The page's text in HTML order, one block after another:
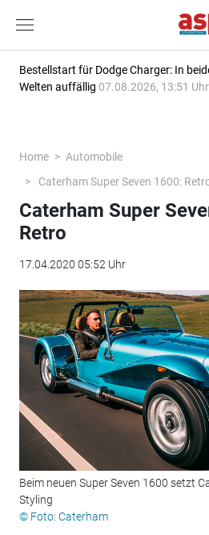
Bestellstart für Dodge Charger: In
Welten auffällig 07.08.2026, 13:51 Uhr
Home
Automobile
Caterham Super Seven 1600:
Caterham Super
Retro
17.04.2020 05:52 Uhr
Beim neuen Super Seven 1600 setzt
Styling
© Foto: Caterham